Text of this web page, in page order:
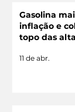
Gasolina
inflação e
topo das
11 de abr.